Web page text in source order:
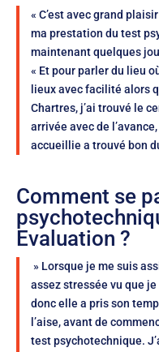
« C’est avec grand
ma prestation du test
maintenant quelques
« Et pour parler du lieu
lieux avec facilité alors
Chartres, j’ai trouvé le
arrivée avec de
accueillie a trouvé bon
Comment se
Evaluation ?
» Lorsque je me suis
assez stressée vu que
donc elle a pris son
l’aise, avant de
test psychotechnique.